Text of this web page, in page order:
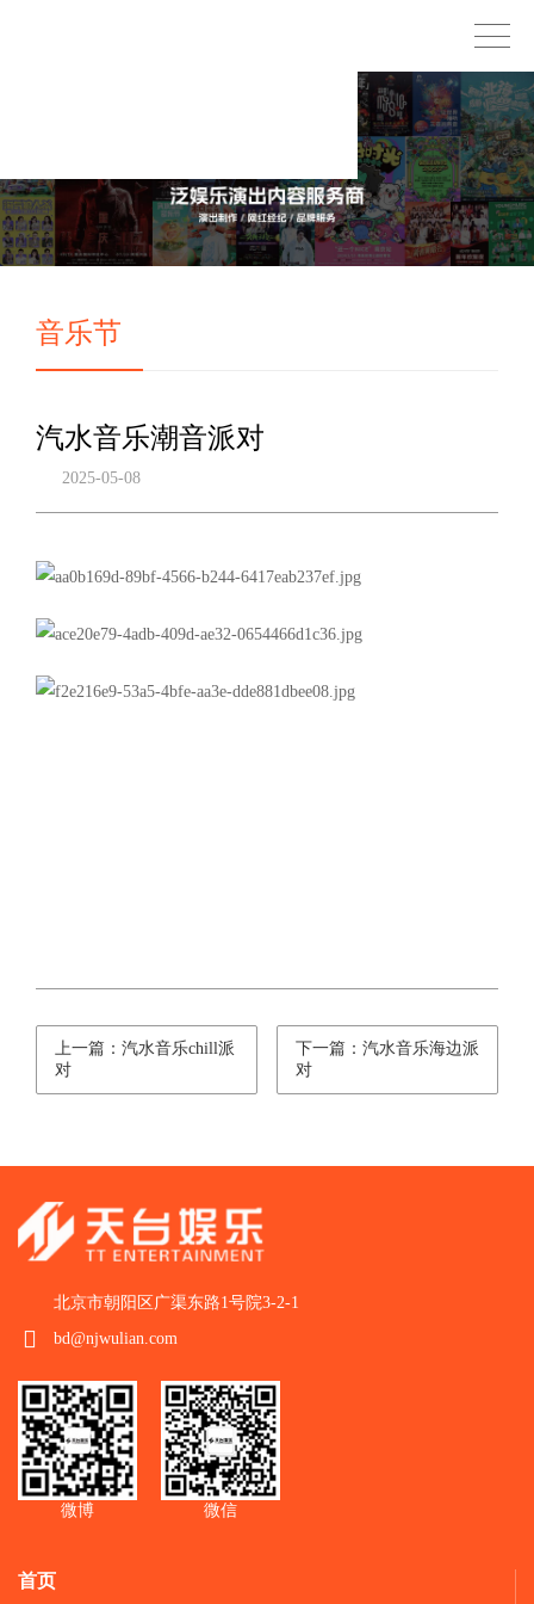
音乐节
汽水音乐潮音派对
2025-05-08
上一篇：汽水音乐chill派
对
下一篇：汽水音乐海边派
对
北京市朝阳区广渠东路1号院3-2-1
bd@njwulian.com
微博 微信
首页